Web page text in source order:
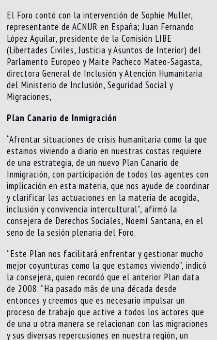
El Foro contó con la intervención de Sophie Muller,
representante de ACNUR en España; Juan Fernando
López Aguilar, presidente de la Comisión LIBE
(Libertades Civiles, Justicia y Asuntos de Interior) del
Parlamento Europeo y Maite Pacheco Mateo-Sagasta,
directora General de Inclusión y Atención Humanitaria
del Ministerio de Inclusión, Seguridad Social y
Migraciones,
Plan Canario de Inmigración
“Afrontar situaciones de crisis humanitaria como la que
estamos viviendo a diario en nuestras costas requiere
de una estrategia, de un nuevo Plan Canario de
Inmigración, con participación de todos los agentes con
implicación en esta materia, que nos ayude de coordinar
y clarificar las actuaciones en la materia de acogida,
inclusión y convivencia intercultural”, afirmó la
consejera de Derechos Sociales, Noemí Santana, en el
seno de la sesión plenaria del Foro.
“Este Plan nos facilitará enfrentar y gestionar mucho
mejor coyunturas como la que estamos viviendo”, indicó
la consejera, quien recordó que el anterior Plan data
de 2008. “Ha pasado más de una década desde
entonces y creemos que es necesario impulsar un
proceso de trabajo que active a todos los actores que
de una u otra manera se relacionan con las migraciones
y sus diversas repercusiones en nuestra región, un